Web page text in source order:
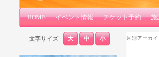
メインメニュー
メインコンテンツへ移動
サブコンテンツへ移動
HOME イベント情報 チケット予約 施
月別アーカ
文字サイズ 大 中 小